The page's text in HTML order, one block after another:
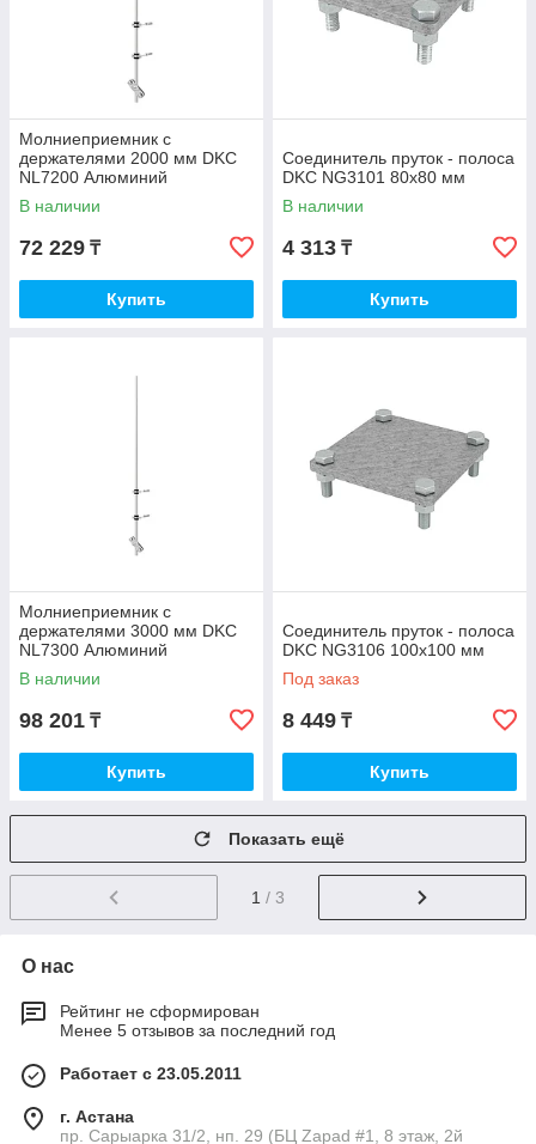
Молниеприемник с
держателями 2000 мм DKC
NL7200 Алюминий
В наличии
72 229 ₸
Купить
Соединитель пруток - полоса
DKC NG3101 80х80 мм
В наличии
4 313 ₸
Купить
Молниеприемник с
держателями 3000 мм DKC
NL7300 Алюминий
В наличии
98 201 ₸
Купить
Соединитель пруток - полоса
DKC NG3106 100х100 мм
Под заказ
8 449 ₸
Купить
Показать ещё
1 / 3
О нас
Рейтинг не сформирован
Менее 5 отзывов за последний год
Работает с 23.05.2011
г. Астана
пр. Сарыарка 31/2, нп. 29 (БЦ Zapad #1, 8 этаж, 2й